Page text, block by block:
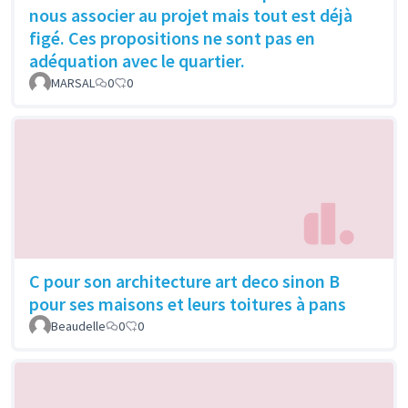
nous associer au projet mais tout est déjà
figé. Ces propositions ne sont pas en
adéquation avec le quartier.
MARSAL 0 0
C pour son architecture art deco sinon B
pour ses maisons et leurs toitures à pans
Beaudelle 0 0